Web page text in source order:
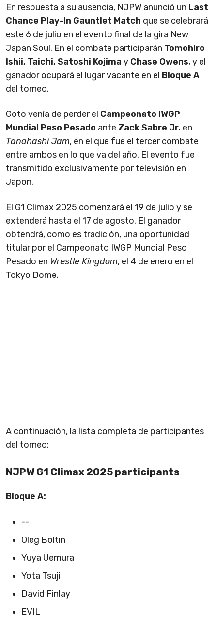
En respuesta a su ausencia, NJPW anunció un Last
Chance Play-In Gauntlet Match que se celebrará
este 6 de julio en el evento final de la gira New
Japan Soul. En el combate participarán Tomohiro
Ishii, Taichi, Satoshi Kojima y Chase Owens, y el
ganador ocupará el lugar vacante en el Bloque A
del torneo.
Goto venía de perder el Campeonato IWGP
Mundial Peso Pesado ante Zack Sabre Jr. en
Tanahashi Jam, en el que fue el tercer combate
entre ambos en lo que va del año. El evento fue
transmitido exclusivamente por televisión en
Japón.
El G1 Climax 2025 comenzará el 19 de julio y se
extenderá hasta el 17 de agosto. El ganador
obtendrá, como es tradición, una oportunidad
titular por el Campeonato IWGP Mundial Peso
Pesado en Wrestle Kingdom, el 4 de enero en el
Tokyo Dome.
A continuación, la lista completa de participantes
del torneo:
NJPW G1 Climax 2025 participants
Bloque A:
--
Oleg Boltin
Yuya Uemura
Yota Tsuji
David Finlay
EVIL